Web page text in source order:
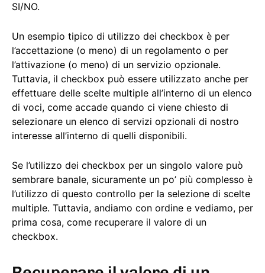
SI/NO.
Un esempio tipico di utilizzo dei checkbox è per
l’accettazione (o meno) di un regolamento o per
l’attivazione (o meno) di un servizio opzionale.
Tuttavia, il checkbox può essere utilizzato anche per
effettuare delle scelte multiple all’interno di un elenco
di voci, come accade quando ci viene chiesto di
selezionare un elenco di servizi opzionali di nostro
interesse all’interno di quelli disponibili.
Se l’utilizzo dei checkbox per un singolo valore può
sembrare banale, sicuramente un po’ più complesso è
l’utilizzo di questo controllo per la selezione di scelte
multiple. Tuttavia, andiamo con ordine e vediamo, per
prima cosa, come recuperare il valore di un
checkbox.